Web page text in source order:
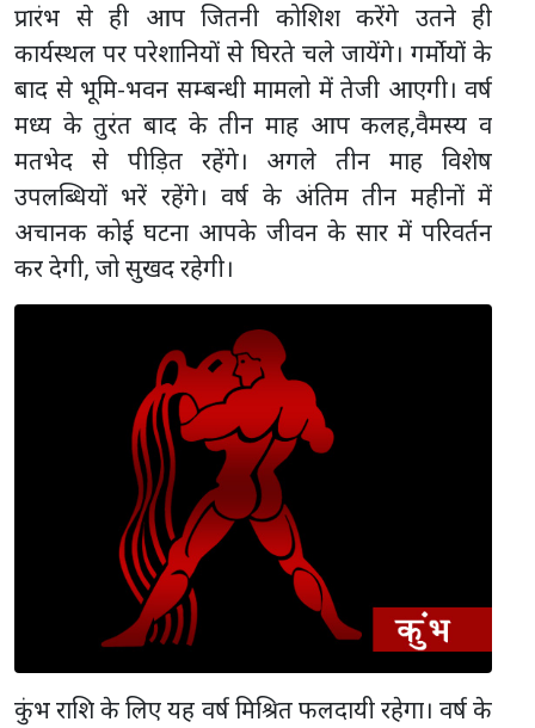
प्रारंभ से ही आप जितनी कोशिश करेंगे उतने ही
कार्यस्थल पर परेशानियों से घिरते चले जायेंगे। गर्मोयों के
बाद से भूमि-भवन सम्बन्धी मामलो में तेजी आएगी। वर्ष
मध्य के तुरंत बाद के तीन माह आप कलह,वैमस्य व
मतभेद से पीड़ित रहेंगे। अगले तीन माह विशेष
उपलब्धियों भरें रहेंगे। वर्ष के अंतिम तीन महीनों में
अचानक कोई घटना आपके जीवन के सार में परिवर्तन
कर देगी, जो सुखद रहेगी।
कुंभ राशि के लिए यह वर्ष मिश्रित फलदायी रहेगा। वर्ष के